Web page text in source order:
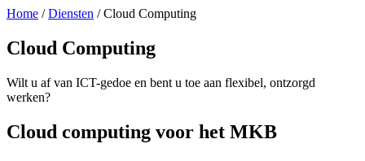
Home /Diensten /Cloud Computing
Cloud Computing
Wilt u af van ICT-gedoe en bent u toe aan flexibel, ontzorgd
werken?
Cloud computing voor het MKB